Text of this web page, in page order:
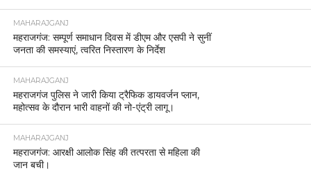
MAHARAJGANJ
महराजगंज: सम्पूर्ण समाधान दिवस में डीएम और एसपी ने सुनीं
जनता की समस्याएं, त्वरित निस्तारण के निर्देश
MAHARAJGANJ
महराजगंज पुलिस ने जारी किया ट्रैफिक डायवर्जन प्लान,
महोत्सव के दौरान भारी वाहनों की नो-एंट्री लागू।
MAHARAJGANJ
महराजगंज: आरक्षी आलोक सिंह की तत्परता से महिला की
जान बची।